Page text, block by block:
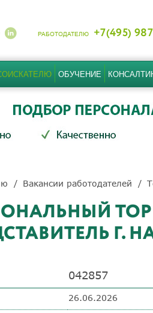
РАБОТОДАТЕЛЮ +7(495)
ОБУЧЕНИЕ
Вакансии работодателей
Г.
042857
26.06.2026